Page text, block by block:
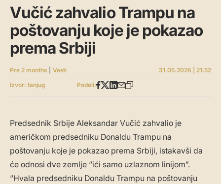
Vučić zahvalio Trampu na
poštovanju koje je pokazao
prema Srbiji
Pre 2 months Vesti
31.05.2026 | 21:52
Izvor: tanjug
Podeli:
Predsednik Srbije Aleksandar Vučić zahvalio je
američkom predsedniku Donaldu Trampu na
poštovanju koje je pokazao prema Srbiji, istakavši da
će odnosi dve zemlje “ići samo uzlaznom linijom”.
“Hvala predsedniku Donaldu Trampu na poštovanju